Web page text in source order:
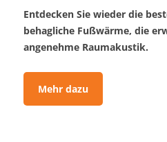
Entdecken Sie wieder die
behagliche Fußwärme, die
angenehme Raumakustik.
Mehr dazu